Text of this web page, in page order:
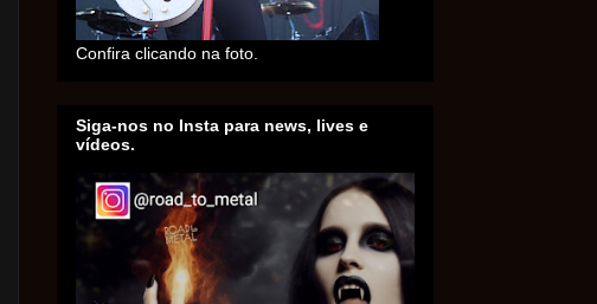
Confira clicando na foto.
Siga-nos no Insta para news, lives e
vídeos.